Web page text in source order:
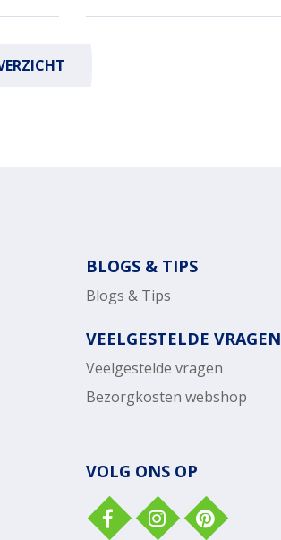
BLOGS & TIPS
Blogs & Tips
VEELGESTELDE VRAGEN
Veelgestelde vragen
Bezorgkosten webshop
VOLG ONS OP